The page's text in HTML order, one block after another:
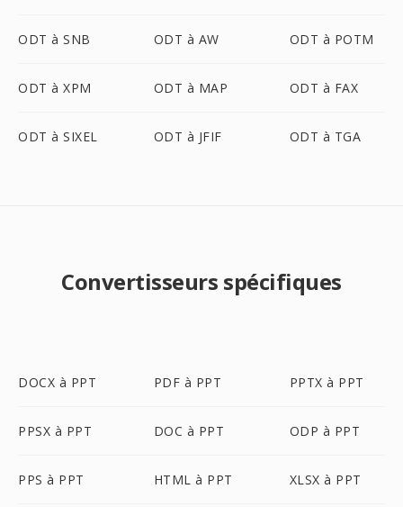
ODT à SNB ODT à AW ODT à POTM
ODT à XPM ODT à MAP ODT à FAX
ODT à SIXEL ODT à JFIF ODT à TGA
Convertisseurs spécifiques
DOCX à PPT PDF à PPT PPTX à PPT
PPSX à PPT DOC à PPT ODP à PPT
PPS à PPT HTML à PPT XLSX à PPT